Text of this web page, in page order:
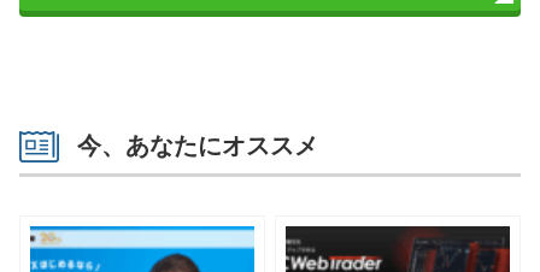
今、あなたにオススメ